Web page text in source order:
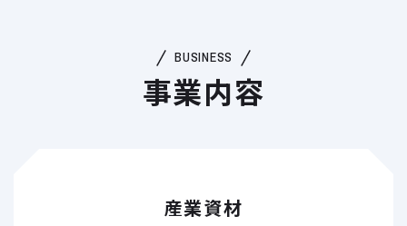
BUSINESS
事業内容
産業資材